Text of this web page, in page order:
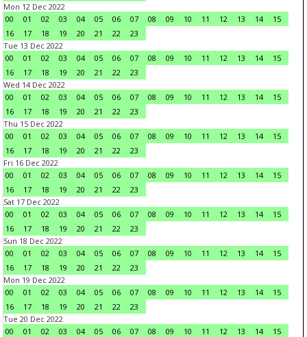
Mon 12 Dec 2022
00
01 02 03 04 05 06 07 08 09 10 11 12 13 14
15
16
17 18 19 20 21 22
23
Tue 13 Dec 2022
00
01 02 03 04 05 06 07 08 09 10 11 12 13 14
15
16
17 18 19 20 21 22
23
Wed 14 Dec 2022
00
01 02 03 04 05 06 07 08 09 10 11 12 13 14
15
16
17 18 19 20 21 22
23
Thu 15 Dec 2022
00
01 02 03 04 05 06 07 08 09 10 11 12 13 14
15
16
17 18 19 20 21 22
23
Fri 16 Dec 2022
00
01 02 03 04 05 06 07 08 09 10 11 12 13 14
15
16
17 18 19 20 21 22
23
Sat 17 Dec 2022
00
01 02 03 04 05 06 07 08 09 10 11 12 13 14
15
16
17 18 19 20 21 22
23
Sun 18 Dec 2022
00
01 02 03 04 05 06 07 08 09 10 11 12 13 14
15
16
17 18 19 20 21 22
23
Mon 19 Dec 2022
00
01 02 03 04 05 06 07 08 09 10 11 12 13 14
15
16
17 18 19 20 21 22
23
Tue 20 Dec 2022
00
01 02 03 04 05 06 07 08 09 10 11 12 13 14
15